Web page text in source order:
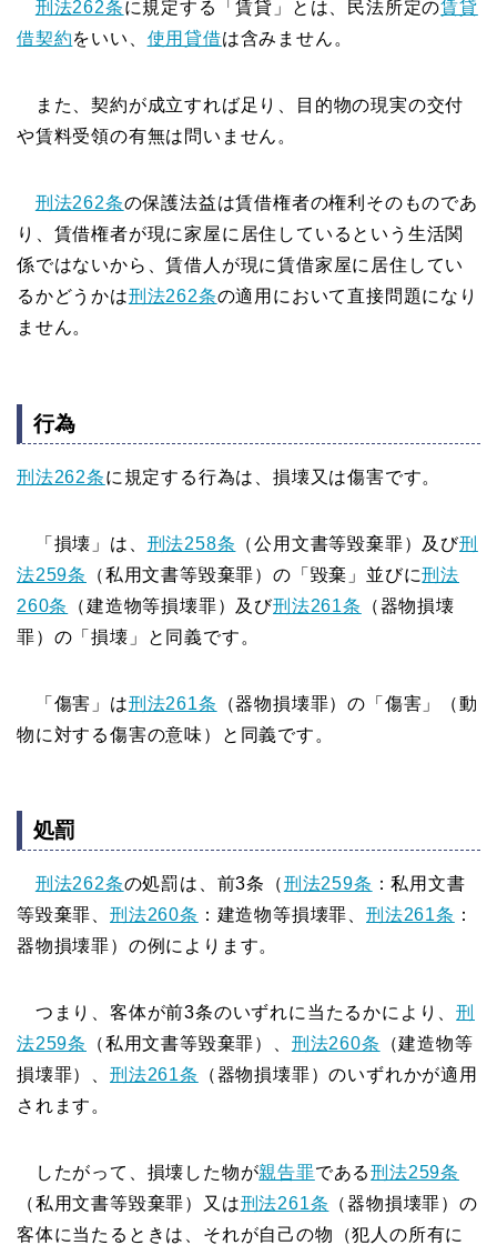
刑法262条に規定する「賃貸」とは、民法所定の賃貸
借契約をいい、 使用貸借は含みません。
また、契約が成立すれば足り、目的物の現実の交付
や賃料受領の有無は問いません。
刑法262条の保護法益は賃借権者の権利そのものであ
り、賃借権者が現に家屋に居住しているという生活関
係ではないから、賃借人が現に賃借家屋に居住してい
るかどうかは刑法262条の適用において直接問題になり
ません。
行為
刑法262条に規定する行為は、損壊又は傷害です。
「損壊」は、 刑法258条 （公用文書等毀棄罪）及び刑
法259条
（私用文書等毀棄罪）の「毀棄」並びに刑法
260条
（建造物等損壊罪）及び刑法261条
（器物損壊
罪）の「損壊」と同義です。
「傷害」は刑法261条 （器物損壊罪）の「傷害」（動
物に対する傷害の意味）と同義です。
処罰
刑法262条の処罰は、前3条（刑法259条 ：私用文書
等毀棄罪、 刑法260条 ：建造物等損壊罪、刑法261条 ：
器物損壊罪）の例によります。
つまり、客体が前3条のいずれに当たるかにより、刑
法259条
（私用文書等毀棄罪）、 刑法260条 （建造物等
損壊罪）、 刑法261条
（器物損壊罪）のいずれかが適用
されます。
したがって、損壊した物が親告罪である刑法259条
（私用文書等毀棄罪）又は刑法261条 （器物損壊罪）の
客体に当たるときは、それが自己の物（犯人の所有に